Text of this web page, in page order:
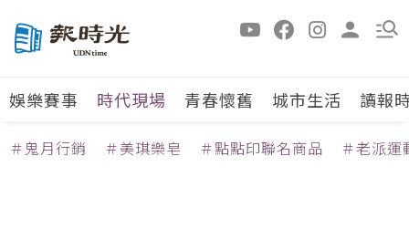
娛樂賽事 時代現場 青春懷舊 城市生活 讀報
＃鬼月行銷 ＃美琪樂皂 ＃點點印聯名商品 ＃老派運